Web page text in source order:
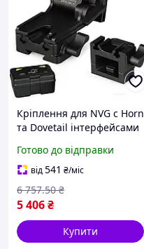
Кріплення для NVG c Horn
та Dovetail інтерфейсами
Norotos CL24-0237
(Чорний)
Готово до відправки
від541 ₴/міс
5 406₴
6 757.50 ₴
Купити